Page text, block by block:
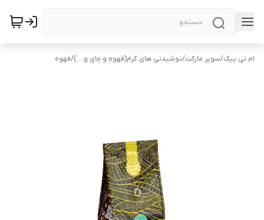
ام تی پیک/سوپر مارکت/نوشیدنی های گرم(قهوه و چای و ...)/قهوه